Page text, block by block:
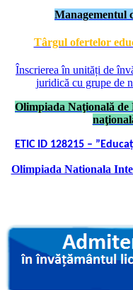
Managementul
Târgul ofertelor
Înscrierea în unități de
juridică cu grupe de
Olimpiada Naţională
ETIC ID 128215 –
Olimpiada Nationala